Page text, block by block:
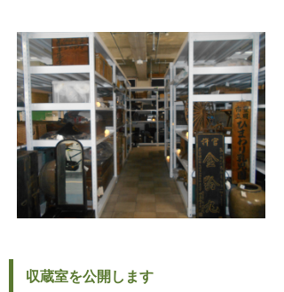
収蔵室を公開します